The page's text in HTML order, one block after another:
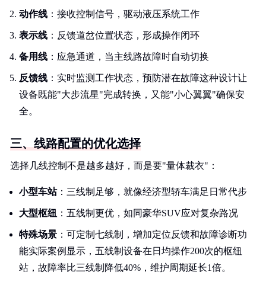
动作线 ：接收控制信号，驱动液压系统工作
表示线 ：反馈道岔位置状态，形成操作闭环
备用线 ：应急通道，当主线路故障时自动切换
反馈线 ：实时监测工作状态，预防潜在故障这种设计让
设备既能"大步流星"完成转换，又能"小心翼翼"确保安
全。
三、线路配置的优化选择
选择几线控制不是越多越好，而是要"量体裁衣"：
小型车站：三线制足够，就像经济型轿车满足日常代步
大型枢纽 ：五线制更优，如同豪华SUV应对复杂路况
特殊场景 ：可定制七线制，增加定位反馈和故障诊断功
能实际案例显示，五线制设备在日均操作200次的枢纽
站，故障率比三线制降低40%，维护周期延长1倍。